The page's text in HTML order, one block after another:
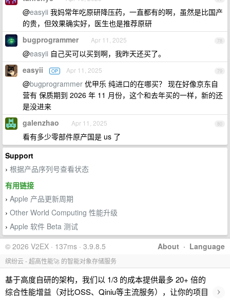
@easyii 我妈常年吃原研降压药，一直都有的啊，虽然是比国产
的贵，但效果确实好，医生也是推荐原研
78
bugprogrammer Apr 11, 2025
@easyii 自己买可以买到啊，我昨天还买了。
79
easyii OP Apr 11, 2025
@bugprogrammer 优甲乐 纯进口的在哪买？ 现在好像京东自
营有 保质期到 2026 年 11 月份，这个和去年买的一样，新的还
是没进来
80
galenzhao Apr 11, 2025
看有多少零部件原产国是 us 了
Support
› 根据产品序列号查看状态
有用链接
› Apple 产品更新周期
› Other World Computing 性能升级
› Apple 软件 Beta 测试
About · Language
© 2026 V2EX · 137ms · 3.9.8.5
缤纷云 - 超高性能🚀 的智能对象存储服务
基于高度自研的架构，我们以 1/3 的成本提供最多 20+ 倍的
综合性能增益（对比OSS、Qiniu等主流服务），让你的项目
›